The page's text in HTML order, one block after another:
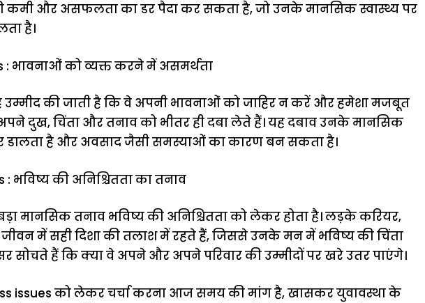
कमी और असफलता का डर पैदा कर सकता है, जो उनके मानसिक स्वास्थ्य पर
है।
: भावनाओं को व्यक्त करने में असमर्थता
की जाती है कि वे अपनी भावनाओं को जाहिर न करें और हमेशा मजबूत
दुख, चिंता और तनाव को भीतर ही दबा लेते हैं। यह दबाव उनके मानसिक
डालता है और अवसाद जैसी समस्याओं का कारण बन सकता है।
भविष्य की अनिश्चितता का तनाव
मानसिक तनाव भविष्य की अनिश्चितता को लेकर होता है। लड़के करियर,
में सही दिशा की तलाश में रहते हैं, जिससे उनके मन में भविष्य की चिंता
सोचते हैं कि क्या वे अपने और अपने परिवार की उम्मीदों पर खरे उतर पाएंगे।
issues को लेकर चर्चा करना आज समय की मांग है, खासकर युवावस्था के